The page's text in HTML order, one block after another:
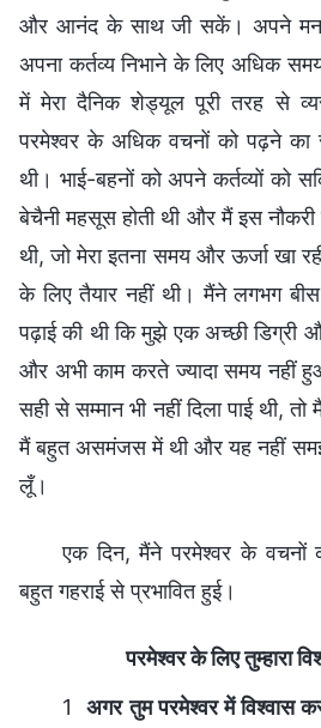
और आनंद के साथ जी सकें। अपने मन
अपना कर्तव्य निभाने के लिए अधिक
में मेरा दैनिक शेड्यूल पूरी तरह से
परमेश्वर के अधिक वचनों को पढ़ने का
थी। भाई-बहनों को अपने कर्तव्यों को
बेचैनी महसूस होती थी और मैं इस
थी, जो मेरा इतना समय और ऊर्जा खा
के लिए तैयार नहीं थी। मैंने लगभग
पढ़ाई की थी कि मुझे एक अच्छी डिग्री
और अभी काम करते ज्यादा समय नहीं
सही से सम्मान भी नहीं दिला पाई थी,
मैं बहुत असमंजस में थी और यह नहीं समझ
लूँ।
एक दिन, मैंने परमेश्वर के
बहुत गहराई से प्रभावित हुई।
परमेश्वर के लिए तुम्हारा
1अगर तुम परमेश्वर में विश्वास